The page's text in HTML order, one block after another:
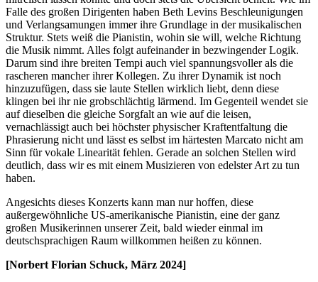
Falle des großen Dirigenten haben Beth Levins Beschleunigungen
und Verlangsamungen immer ihre Grundlage in der musikalischen
Struktur. Stets weiß die Pianistin, wohin sie will, welche Richtung
die Musik nimmt. Alles folgt aufeinander in bezwingender Logik.
Darum sind ihre breiten Tempi auch viel spannungsvoller als die
rascheren mancher ihrer Kollegen. Zu ihrer Dynamik ist noch
hinzuzufügen, dass sie laute Stellen wirklich liebt, denn diese
klingen bei ihr nie grobschlächtig lärmend. Im Gegenteil wendet sie
auf dieselben die gleiche Sorgfalt an wie auf die leisen,
vernachlässigt auch bei höchster physischer Kraftentfaltung die
Phrasierung nicht und lässt es selbst im härtesten Marcato nicht am
Sinn für vokale Linearität fehlen. Gerade an solchen Stellen wird
deutlich, dass wir es mit einem Musizieren von edelster Art zu tun
haben.
Angesichts dieses Konzerts kann man nur hoffen, diese
außergewöhnliche US-amerikanische Pianistin, eine der ganz
großen Musikerinnen unserer Zeit, bald wieder einmal im
deutschsprachigen Raum willkommen heißen zu können.
[Norbert Florian Schuck, März 2024]